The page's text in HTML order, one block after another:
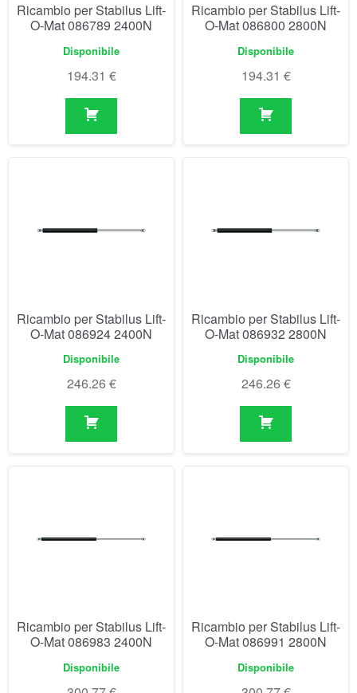
Ricambio per Stabilus Lift-
O-Mat 086789 2400N
Disponibile
194.31 €
Ricambio per Stabilus Lift-
O-Mat 086800 2800N
Disponibile
194.31 €
Ricambio per Stabilus Lift-
O-Mat 086924 2400N
Disponibile
246.26 €
Ricambio per Stabilus Lift-
O-Mat 086932 2800N
Disponibile
246.26 €
Ricambio per Stabilus Lift-
O-Mat 086983 2400N
Disponibile
Ricambio per Stabilus Lift-
O-Mat 086991 2800N
Disponibile